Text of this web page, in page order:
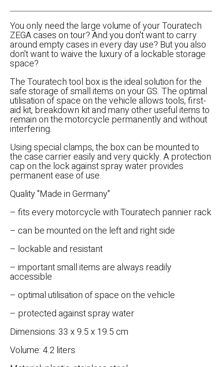
You only need the large volume of your Touratech
ZEGA cases on tour? And you don't want to carry
around empty cases in every day use? But you also
don't want to waive the luxury of a lockable storage
space?
The Touratech tool box is the ideal solution for the
safe storage of small items on your GS. The optimal
utilisation of space on the vehicle allows tools, first-
aid kit, breakdown kit and many other useful items to
remain on the motorcycle permanently and without
interfering.
Using special clamps, the box can be mounted to
the case carrier easily and very quickly. A protection
cap on the lock against spray water provides
permanent ease of use.
Quality "Made in Germany"
– fits every motorcycle with Touratech pannier rack
– can be mounted on the left and right side
– lockable and resistant
– important small items are always readily
accessible
– optimal utilisation of space on the vehicle
– protected against spray water
Dimensions: 33 x 9.5 x 19.5 cm
Volume: 4.2 liters